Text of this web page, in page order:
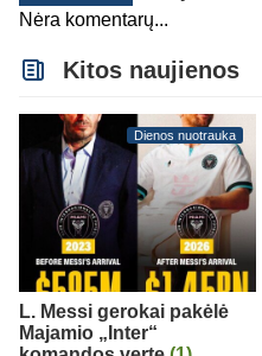
Nėra komentarų...
Kitos naujienos
Dienos nuotrauka
L. Messi gerokai pakėlė
Majamio „Inter“